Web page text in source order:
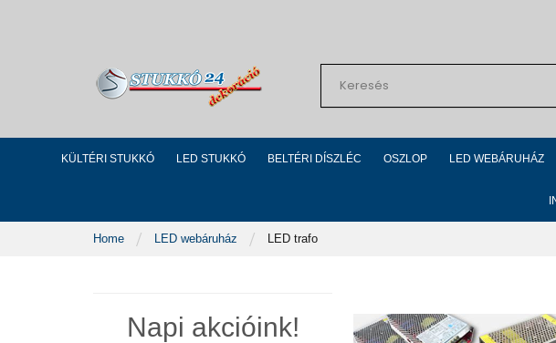
KÜLTÉRI STUKKÓ LED STUKKÓ BELTÉRI DÍSZLÉC OSZLOP LED WEBÁRUHÁZ
Home LED webáruház LED trafo
Napi akcióink!